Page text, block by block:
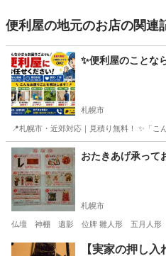
便利屋の地元のお店の関連
✨️便利屋のことな
札幌市
📍札幌市・近郊対応｜見積り無料！ ✨
北海道 札幌市 便利屋
おたきあげ承って
札幌市
仏壇 神棚 遺影 位牌 雛人形 五月人形 な
北海道 札幌市 便利屋 雛人形
【実家の押し